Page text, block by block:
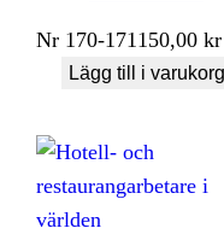
Nr 170-171 150,00kr
Lägg till i varukorg